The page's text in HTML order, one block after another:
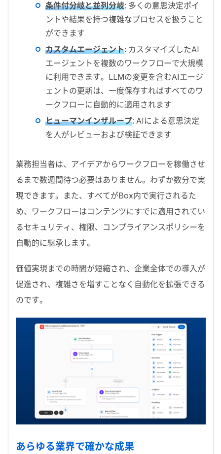
条件付分岐と並列分岐: 多くの意思決定ポイ
ントや結果を持つ複雑なプロセスを扱うこと
ができます
カスタムエージェント: カスタマイズしたAI
エージェントを複数のワークフローで大規模
に利用できます。 LLMの変更を含むAIエージ
ェントの更新は、一度保存すればすべてのワ
ークフローに自動的に適用されます
ヒューマンインザループ: AI による意思決定
を人がレビューおよび検証できます
業務担当者は、アイデアからワークフローを稼働させ
るまで数週間待つ必要はありません。わずか数分で実
現できます。また、すべてがBox内で実行されるた
め、ワークフローはコンテンツにすでに適用されてい
るセキュリティ、権限、コンプライアンスポリシーを
自動的に継承します。
価値実現までの時間が短縮され、企業全体での導入が
促進され、複雑さを増すことなく自動化を拡張できる
のです。
あらゆる業界で確かな成果